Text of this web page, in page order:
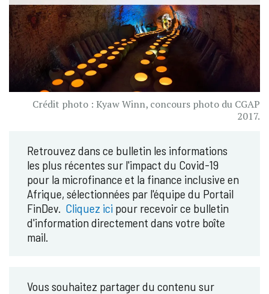
Crédit photo : Kyaw Winn, concours photo du CGAP
2017.
Retrouvez dans ce bulletin les informations
les plus récentes sur l'impact du Covid-19
pour la microfinance et la finance inclusive en
Afrique, sélectionnées par l'équipe du Portail
FinDev. Cliquez ici pour recevoir ce bulletin
d'information directement dans votre boîte
mail.
Vous souhaitez partager du contenu sur